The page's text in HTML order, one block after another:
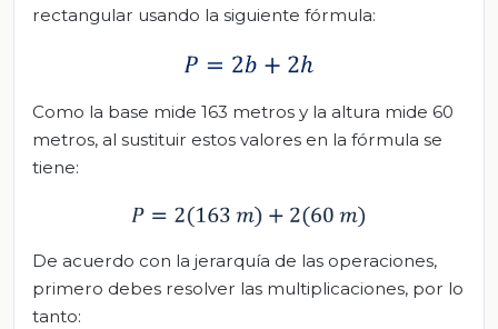
rectangular usando la siguiente fórmula:
Como la base mide 163 metros y la altura mide 60
metros, al sustituir estos valores en la fórmula se
tiene:
De acuerdo con la jerarquía de las operaciones,
primero debes resolver las multiplicaciones, por lo
tanto: